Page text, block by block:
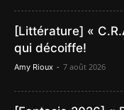
[Littérature] «
qui décoiffe!
Amy Rioux - 7 août 2026